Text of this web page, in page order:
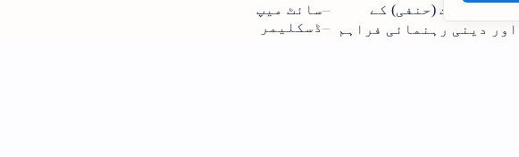
و جماعت (حنفی) کے
دینی رہنمائی فراہم
سائٹ میپ
ڈسکلیمر